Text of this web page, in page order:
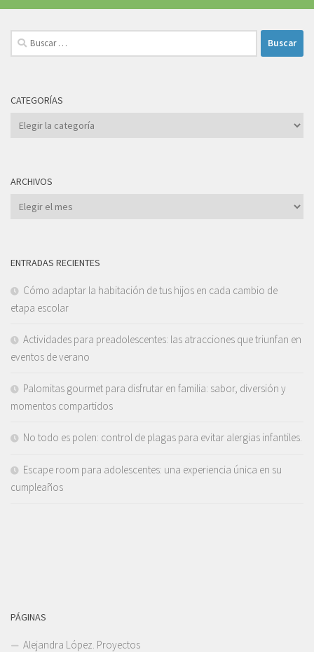
Buscar:
CATEGORÍAS
Categorías
ARCHIVOS
Archivos
ENTRADAS RECIENTES
Cómo adaptar la habitación de tus hijos en cada cambio de
etapa escolar
Actividades para preadolescentes: las atracciones que triunfan en
eventos de verano
Palomitas gourmet para disfrutar en familia: sabor, diversión y
momentos compartidos
No todo es polen: control de plagas para evitar alergias infantiles.
Escape room para adolescentes: una experiencia única en su
cumpleaños
PÁGINAS
Alejandra López. Proyectos